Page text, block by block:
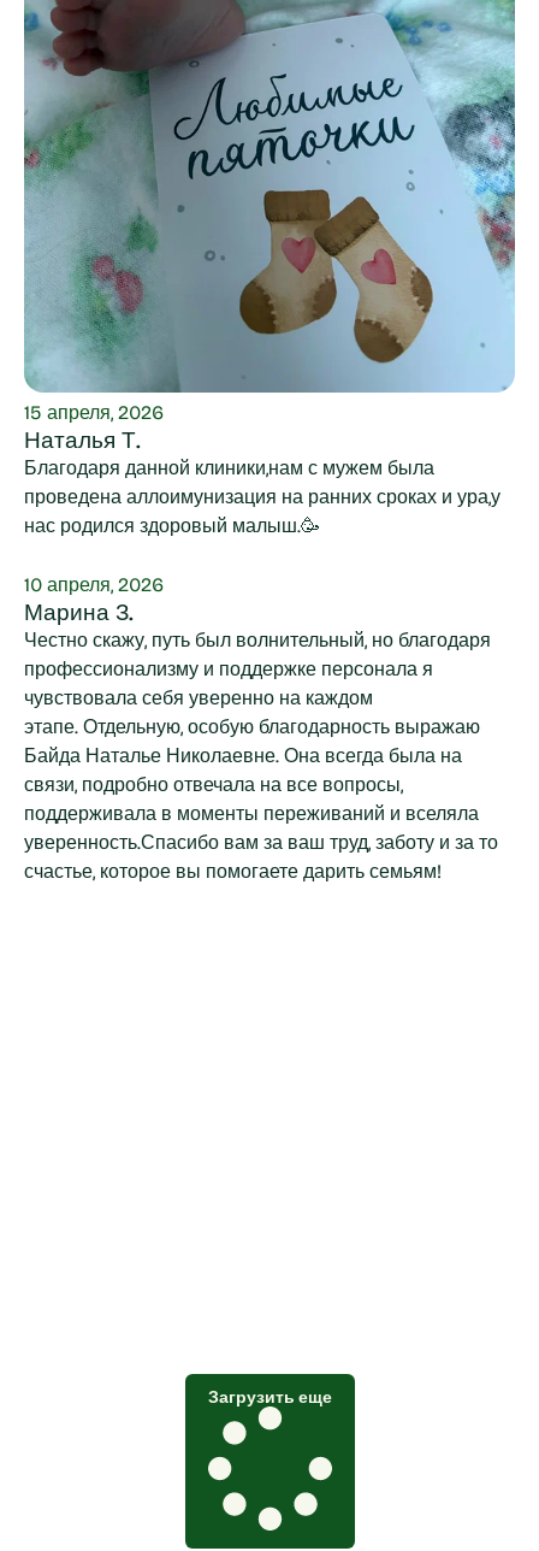
15 апреля, 2026
Наталья Т.
Благодаря данной клиники,нам с мужем была
проведена аллоимунизация на ранних сроках и ура,у
нас родился здоровый малыш.🥳
10 апреля, 2026
Марина З.
Честно скажу, путь был волнительный, но благодаря
профессионализму и поддержке персонала я
чувствовала себя уверенно на каждом
этапе. Отдельную, особую благодарность выражаю
Байда Наталье Николаевне. Она всегда была на
связи, подробно отвечала на все вопросы,
поддерживала в моменты переживаний и вселяла
уверенность.Спасибо вам за ваш труд, заботу и за то
счастье, которое вы помогаете дарить семьям!
Загрузить еще